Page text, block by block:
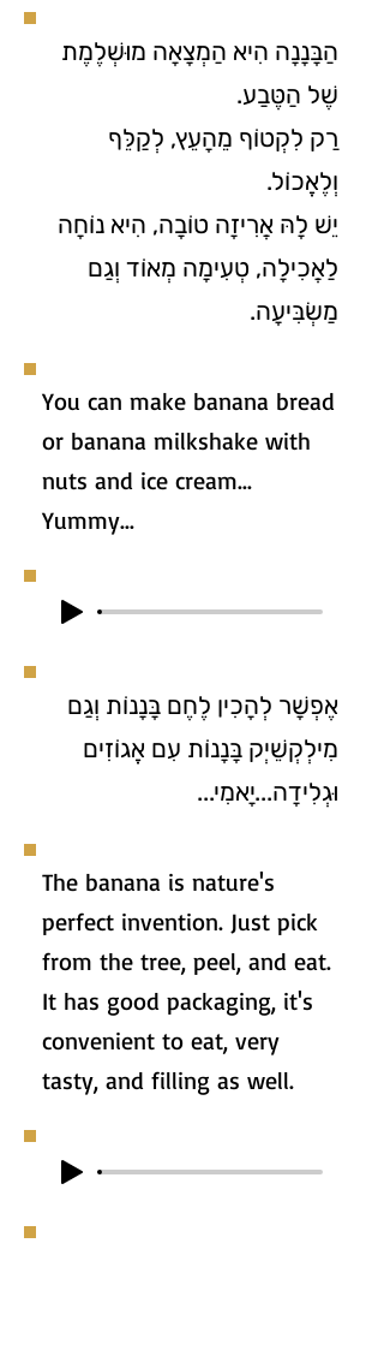
הַבָּנָנָה הִיא הַמְצָאָה מוּשְׁלֶמֶת
שֶׁל הַטֶּבַע.
רַק לִקְטוֹף מֵהָעֵץ, לְקַלֵּף
וְלֶאֱכוֹל.
יֵשׁ לָהּ אֲרִיזָה טוֹבָה, הִיא נוֹחָה
לַאֲכִילָה, טְעִימָה מְאוֹד וְגַם
מַשְׂבִּיעָה.
You can make banana bread
or banana milkshake with
nuts and ice cream...
Yummy...
אֶפְשָׁר לְהָכִין לֶחֶם בָּנָנוֹת וְגַם
מִילְקְשֵׁיְק בָּנָנוֹת עִם אֱגוֹזִים
וּגְלִידָה...יָאמִי...
The banana is nature's
perfect invention. Just pick
from the tree, peel, and eat.
It has good packaging, it's
convenient to eat, very
tasty, and filling as well.